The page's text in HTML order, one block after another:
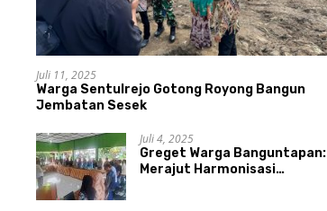
Juli 11, 2025
Warga Sentulrejo Gotong Royong Bangun
Jembatan Sesek
Juli 4, 2025
Greget Warga Banguntapan:
Merajut Harmonisasi